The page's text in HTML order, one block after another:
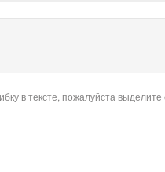
в тексте, пожалуйста